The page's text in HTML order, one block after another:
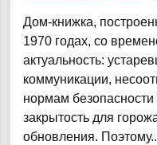
Дом-книжка,
1970 годах, со
актуальность:
коммуникации,
нормам безопасности
закрытость для
обновления.